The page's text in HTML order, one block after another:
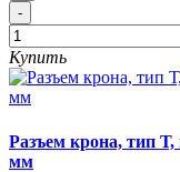
-
Купить
Разъем крона, тип
мм